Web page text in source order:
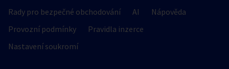
Rady pro bezpečné obchodování
AI
Nápověda
Provozní podmínky
Pravidla inzerce
Nastavení soukromí